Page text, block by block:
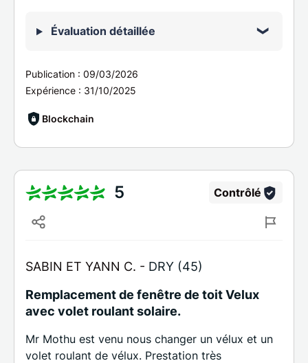
Évaluation détaillée
Publication : 09/03/2026
Expérience : 31/10/2025
Blockchain
5 Contrôlé
SABIN ET YANN C. - DRY (45)
Remplacement de fenêtre de toit Velux
avec volet roulant solaire.
Mr Mothu est venu nous changer un vélux et un
volet roulant de vélux. Prestation très